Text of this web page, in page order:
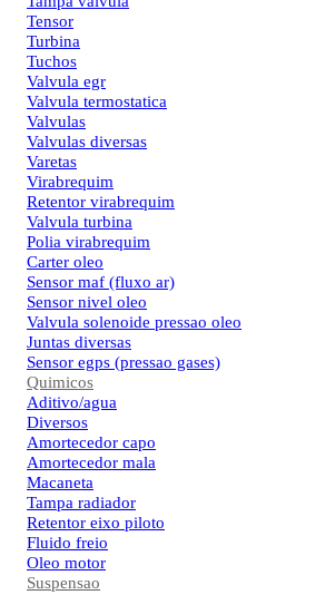
Tensor
Turbina
Tuchos
Valvula egr
Valvula termostatica
Valvulas
Valvulas diversas
Varetas
Virabrequim
Retentor virabrequim
Valvula turbina
Polia virabrequim
Carter oleo
Sensor maf (fluxo ar)
Sensor nivel oleo
Valvula solenoide pressao oleo
Juntas diversas
Sensor egps (pressao gases)
Quimicos
Aditivo/agua
Diversos
Amortecedor capo
Amortecedor mala
Macaneta
Tampa radiador
Retentor eixo piloto
Fluido freio
Oleo motor
Suspensao